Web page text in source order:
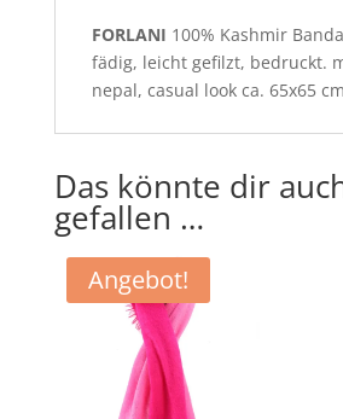
FORLANI 100% Kashmir
fädig, leicht gefilzt, bedruckt.
nepal, casual look ca. 65x65 cm
Das könnte dir
gefallen …
Angebot!